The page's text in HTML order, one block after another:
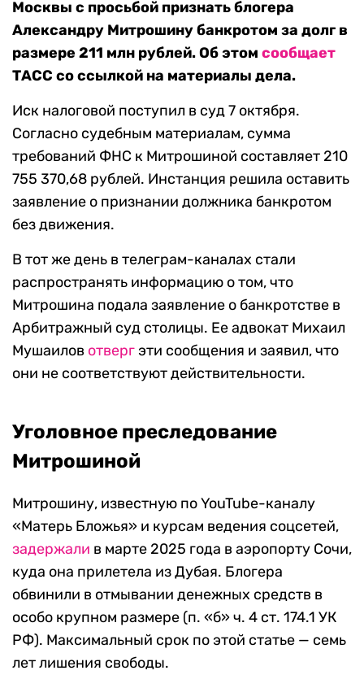
Москвы с просьбой признать блогера
Александру Митрошину банкротом за долг в
размере 211 млн рублей. Об этом сообщает
ТАСС со ссылкой на материалы дела.
Иск налоговой поступил в суд 7 октября.
Согласно судебным материалам, сумма
требований ФНС к Митрошиной составляет 210
755 370,68 рублей. Инстанция решила оставить
заявление о признании должника банкротом
без движения.
В тот же день в телеграм-каналах стали
распространять информацию о том, что
Митрошина подала заявление о банкротстве в
Арбитражный суд столицы. Ее адвокат Михаил
Мушаилов отверг эти сообщения и заявил, что
они не соответствуют действительности.
Уголовное преследование
Митрошиной
Митрошину, известную по YouTube-каналу
«Матерь Бложья» и курсам ведения соцсетей,
задержали в марте 2025 года в аэропорту Сочи,
куда она прилетела из Дубая. Блогера
обвинили в отмывании денежных средств в
особо крупном размере (п. «б» ч. 4 ст. 174.1 УК
РФ). Максимальный срок по этой статье — семь
лет лишения свободы.